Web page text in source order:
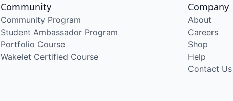
Community
Community Program
Student Ambassador Program
Portfolio Course
Wakelet Certified Course
Company
About
Careers
Shop
Help
Contact Us